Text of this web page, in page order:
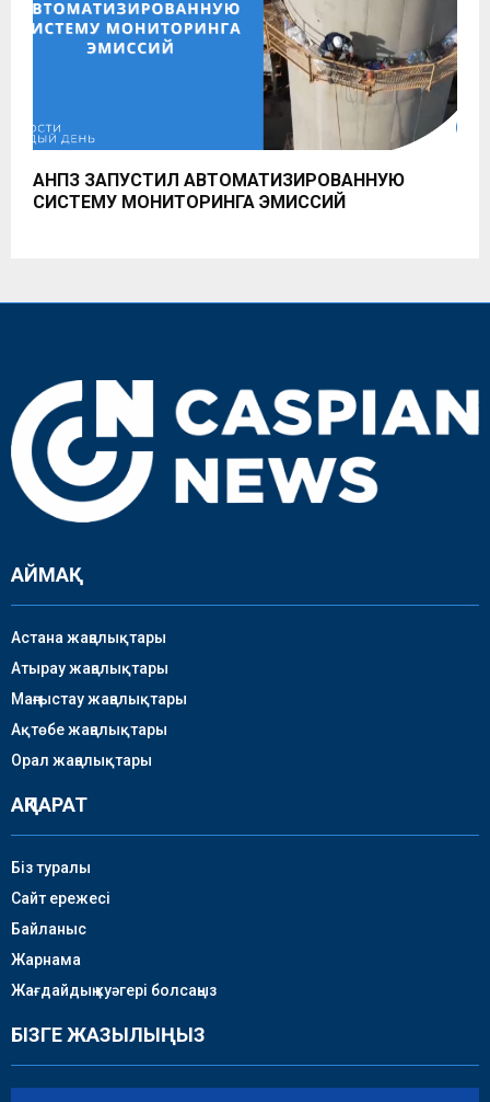
АНПЗ ЗАПУСТИЛ АВТОМАТИЗИРОВАННУЮ
СИСТЕМУ МОНИТОРИНГА ЭМИССИЙ
АЙМАҚ
Астана жаңалықтары
Атырау жаңалықтары
Маңғыстау жаңалықтары
Ақтөбе жаңалықтары
Орал жаңалықтары
АҚПАРАТ
Біз туралы
Сайт ережесі
Байланыс
Жарнама
Жағдайдың куәгері болсаңыз
БІЗГЕ ЖАЗЫЛЫҢЫЗ